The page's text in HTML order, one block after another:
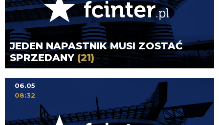
JEDEN NAPASTNIK MUSI ZOSTAĆ
SPRZEDANY (21)
06.05
08:32